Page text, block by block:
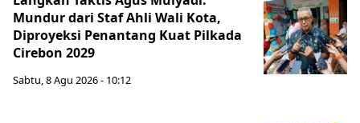
Mundur dari Staf Ahli Wali Kota,
Diproyeksi Penantang Kuat Pilkada
Cirebon 2029
Sabtu, 8 Agu 2026 - 10:12